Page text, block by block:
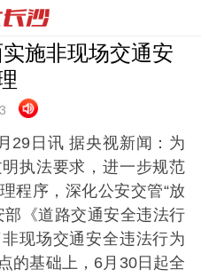
施非现场交通安
日讯 据央视新闻：为
执法要求，进一步规范
程序，深化公安交管“放
部《道路交通安全违法行
现场交通安全违法行为
的基础上，6月30日起全